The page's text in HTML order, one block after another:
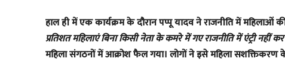
​हाल ही में एक कार्यक्रम के दौरान पप्पू यादव ने राजनीति में
प्रतिशत महिलाएं बिना किसी नेता के कमरे में गए राजनीति में एंट्री नहीं
महिला संगठनों में आक्रोश फैल गया। लोगों ने इसे महिला सशक्तिकरण